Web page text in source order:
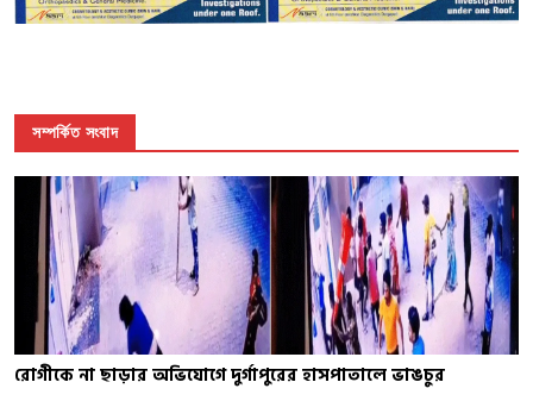
সম্পর্কিত সংবাদ
রোগীকে না ছাড়ার অভিযোগে দুর্গাপুরের হাসপাতালে ভাঙচুর